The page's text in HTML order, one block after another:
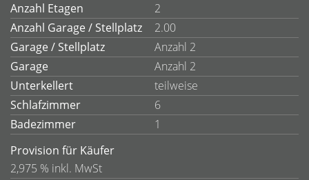
Anzahl Etagen
2
Anzahl Garage / Stellplatz
2.00
Garage / Stellplatz
Anzahl 2
Garage
Anzahl 2
Unterkellert
teilweise
Schlafzimmer
6
Badezimmer
1
Provision für Käufer
2,975 % inkl. MwSt